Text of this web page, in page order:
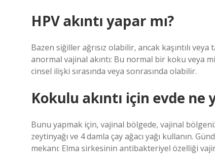
HPV akıntı yapar mı?
Bazen siğiller ağrısız olabilir, ancak kaşıntılı
anormal vajinal akıntı: Bu normal bir koku veya
cinsel ilişki sırasında veya sonrasında olabilir.
Kokulu akıntı için evde
Bunu yapmak için, vajinal bölgede, vajinal
zeytinyağı ve 4 damla çay ağacı yağı kullanın.
mekanı: Elma sirkesinin antibakteriyel özelliği